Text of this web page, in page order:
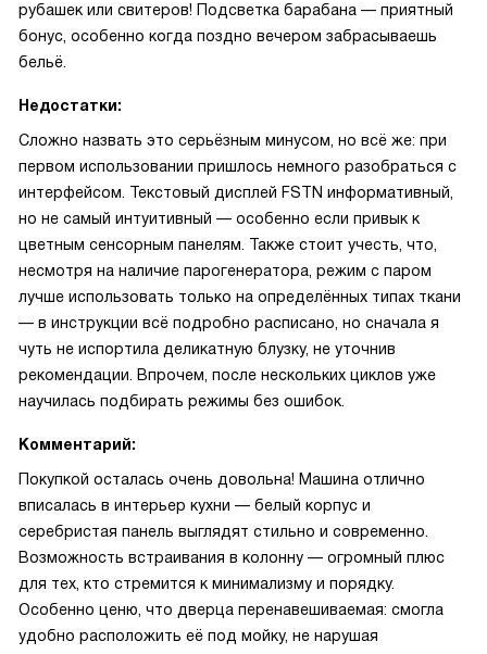
рубашек или свитеров! Подсветка барабана — приятный
бонус, особенно когда поздно вечером забрасываешь
бельё.
Недостатки:
Сложно назвать это серьёзным минусом, но всё же: при
первом использовании пришлось немного разобраться с
интерфейсом. Текстовый дисплей FSTN информативный,
но не самый интуитивный — особенно если привык к
цветным сенсорным панелям. Также стоит учесть, что,
несмотря на наличие парогенератора, режим с паром
лучше использовать только на определённых типах ткани
— в инструкции всё подробно расписано, но сначала я
чуть не испортила деликатную блузку, не уточнив
рекомендации. Впрочем, после нескольких циклов уже
научилась подбирать режимы без ошибок.
Комментарий:
Покупкой осталась очень довольна! Машина отлично
вписалась в интерьер кухни — белый корпус и
серебристая панель выглядят стильно и современно.
Возможность встраивания в колонну — огромный плюс
для тех, кто стремится к минимализму и порядку.
Особенно ценю, что дверца перенавешиваемая: смогла
удобно расположить её под мойку, не нарушая